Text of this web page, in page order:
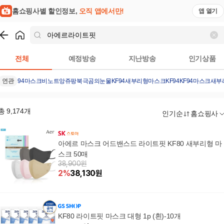
홈쇼핑사별 할인정보, 오직 앱에서만! 앱 열기
전체 예정방송 지난방송 인기상품
연관 94마스크비노트앙쥬팡북극곰의눈물 KF94새부리형마스크KF94KF94마스크새부
9,174개 인기순 홈쇼핑사
아에르 마스크 어드밴스드 라이트핏 KF80 새부리형 마
스크 50매
38,900원
2%38,130원
KF80 라이트핏 마스크 대형 1p (흰)-10개